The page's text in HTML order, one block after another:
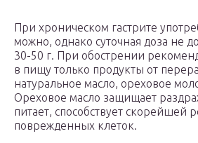
При хроническом гастрите
можно, однако суточная доза не
30-50 г. При обострении
в пищу только продукты от
натуральное масло, ореховое
Ореховое масло защищает
питает, способствует скорейшей
поврежденных клеток.